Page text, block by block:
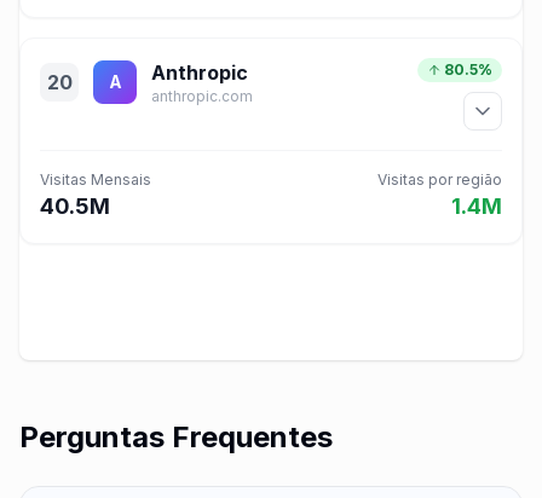
20 A Anthropic
anthropic.com
80.5%
Visitas Mensais
40.5M
Visitas por região
1.4M
Perguntas Frequentes